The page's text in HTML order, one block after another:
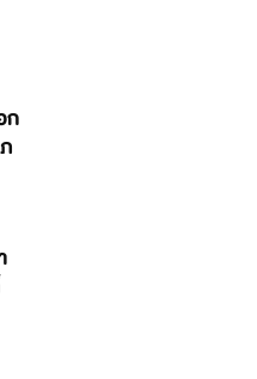
ก